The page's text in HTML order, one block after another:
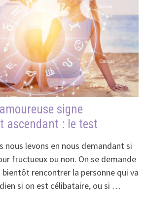
signe
ascendant : le test
nous levons en nous demandant si
fructueux ou non. On se demande
bientôt rencontrer la personne qui va
si on est célibataire, ou si …